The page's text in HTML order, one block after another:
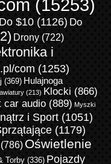
(15253)
Do $10(1126) Do
Drony(722)
i
com (1253)
(369) Hulajnoga
(213) Klocki (866)
car audio(889) Myszki
i Sport(1051)
(1179)
(786) Oświetlenie
Torby(336) Pojazdy